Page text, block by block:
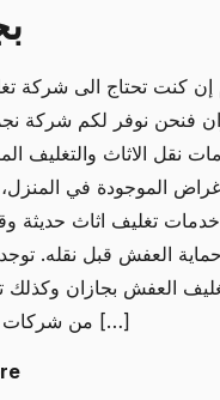
إن كنت تحتاج الى شركة
فنحن نوفر لكم شركة
نقل الاثاث والتغليف
الموجودة في
تغليف اثاث حديثة
العفش قبل نقله.
العفش بجازان وكذلك
من شركات نقل الاثاث […]